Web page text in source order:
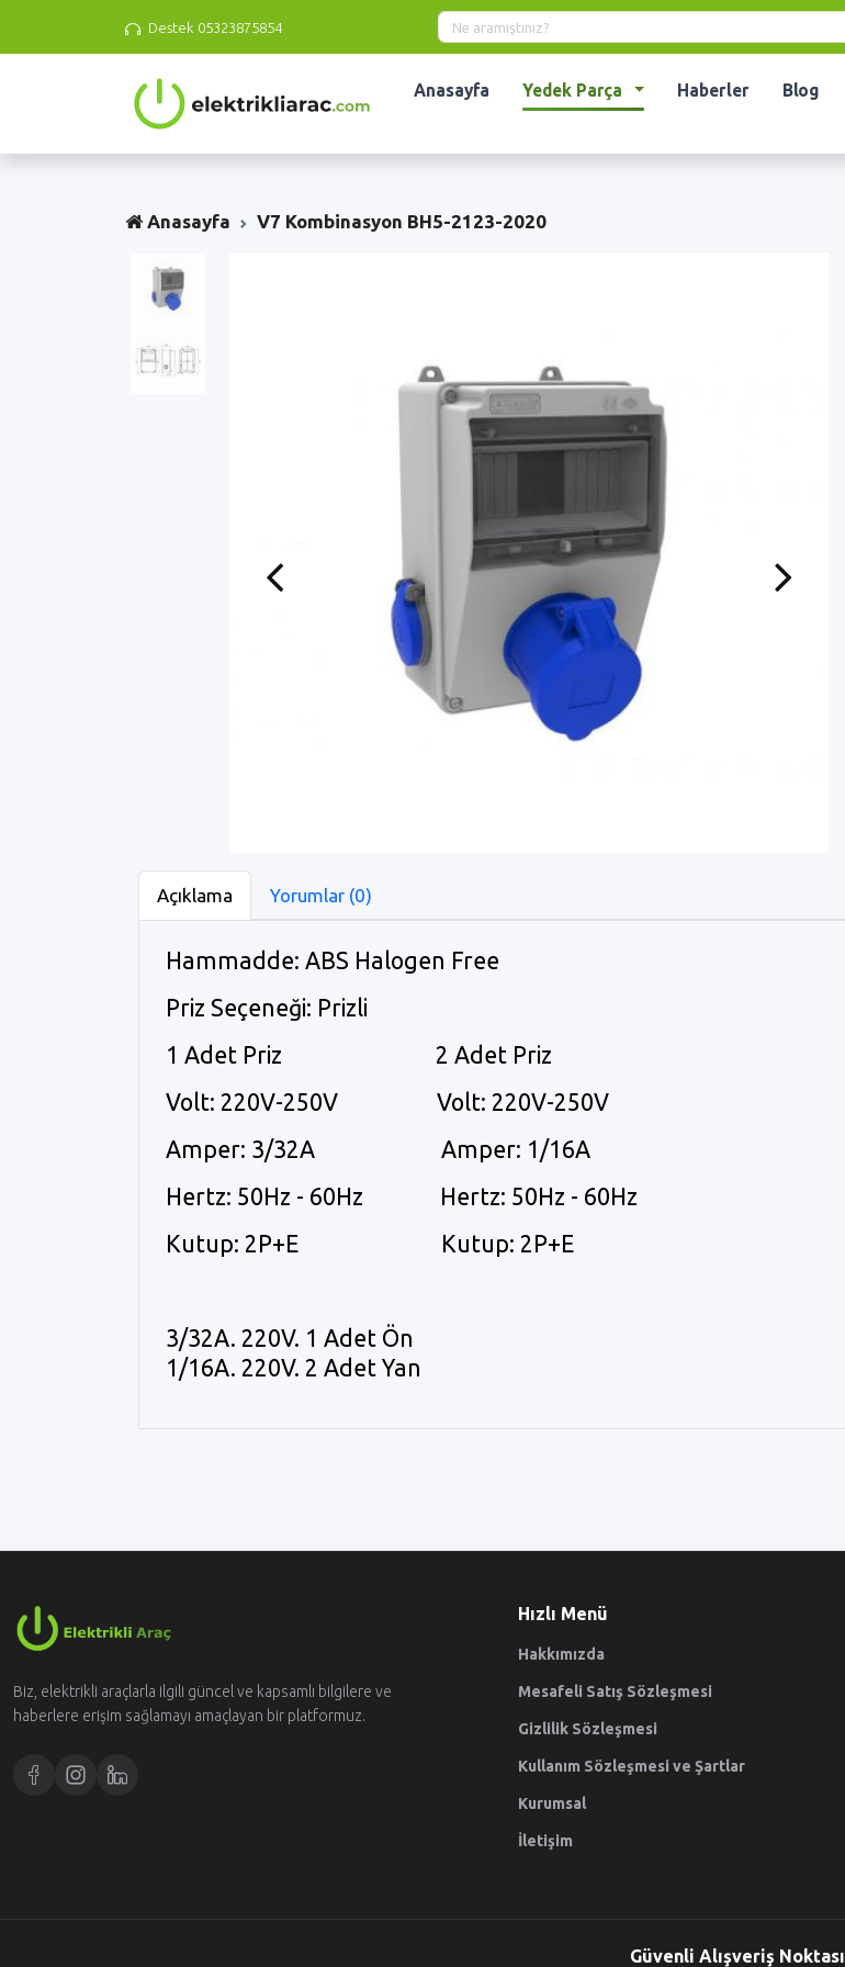
Destek 05323875854
Anasayfa Yedek Parça Haberler Blog
Anasayfa V7 Kombinasyon BH5-2123-2020
Previous Next
Açıklama Yorumlar (0)
Hammadde: ABS Halogen Free
Priz Seçeneği: Prizli
1 Adet Priz 2 Adet Priz
Volt: 220V-250V Volt: 220V-250V
Amper: 3/32A Amper: 1/16A
Hertz: 50Hz - 60Hz Hertz: 50Hz - 60Hz
Kutup: 2P+E Kutup: 2P+E
3/32A. 220V. 1 Adet Ön
1/16A. 220V. 2 Adet Yan
Biz, elektrikli araçlarla ilgili güncel ve kapsamlı bilgilere ve
haberlere erişim sağlamayı amaçlayan bir platformuz.
Hızlı Menü
Hakkımızda
Mesafeli Satış Sözleşmesi
Gizlilik Sözleşmesi
Kullanım Sözleşmesi ve Şartlar
Kurumsal
İletişim
Güvenli Alışveriş Noktası